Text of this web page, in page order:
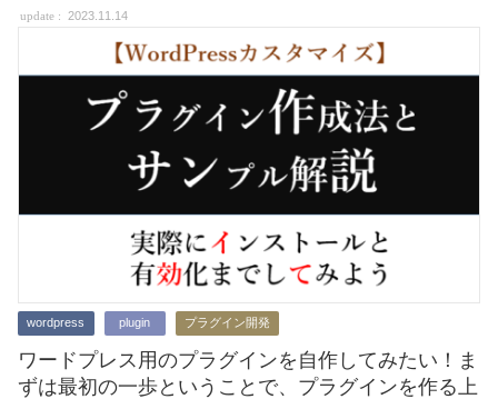
2023.11.14
wordpress plugin プラグイン開発
ワードプレス用のプラグインを自作してみたい！ま
ずは最初の一歩ということで、プラグインを作る上